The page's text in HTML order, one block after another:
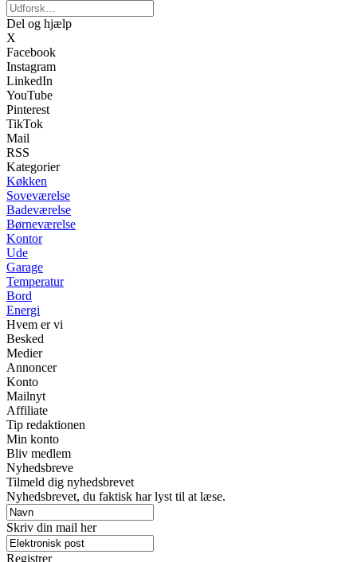
Del og hjælp
X
Facebook
Instagram
LinkedIn
YouTube
Pinterest
TikTok
Mail
RSS
Kategorier
Køkken
Soveværelse
Badeværelse
Børneværelse
Kontor
Ude
Garage
Temperatur
Bord
Energi
Hvem er vi
Besked
Medier
Annoncer
Konto
Mailnyt
Affiliate
Tip redaktionen
Min konto
Bliv medlem
Nyhedsbreve
Tilmeld dig nyhedsbrevet
Nyhedsbrevet, du faktisk har lyst til at læse.
Skriv din mail her
Registrer